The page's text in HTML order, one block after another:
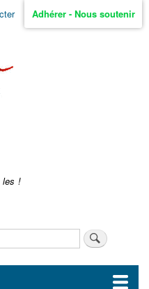
Aller
Adhérer - Nous soutenir
les !